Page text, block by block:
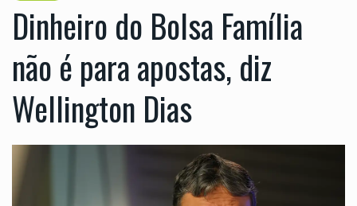
Dinheiro do Bolsa Família
não é para apostas, diz
Wellington Dias